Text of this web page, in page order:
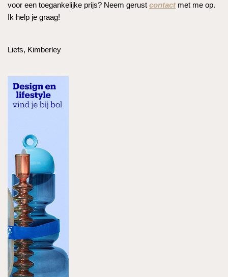
voor een toegankelijke prijs? Neem gerust contactmet me op.
Ik help je graag!
Liefs, Kimberley